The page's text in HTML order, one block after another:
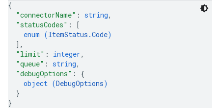
{
"connectorName" : string,
"statusCodes" :
[
enum (ItemStatus.Code)
] ,
"limit" : integer,
"queue" : string,
"debugOptions" : {
object (DebugOptions)
}
}